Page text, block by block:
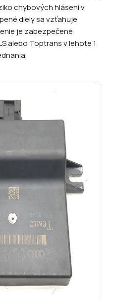
chybových hlásení v
diely sa vzťahuje
je zabezpečené
alebo Toptrans v lehote 1